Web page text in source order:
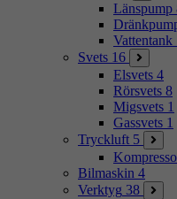
Länspump
Vattentank
Svets 16
Elsvets 4
Rörsvets 8
Migsvets 1
Gassvets 1
Tryckluft 5
Bilmaskin 4
Verktyg 38